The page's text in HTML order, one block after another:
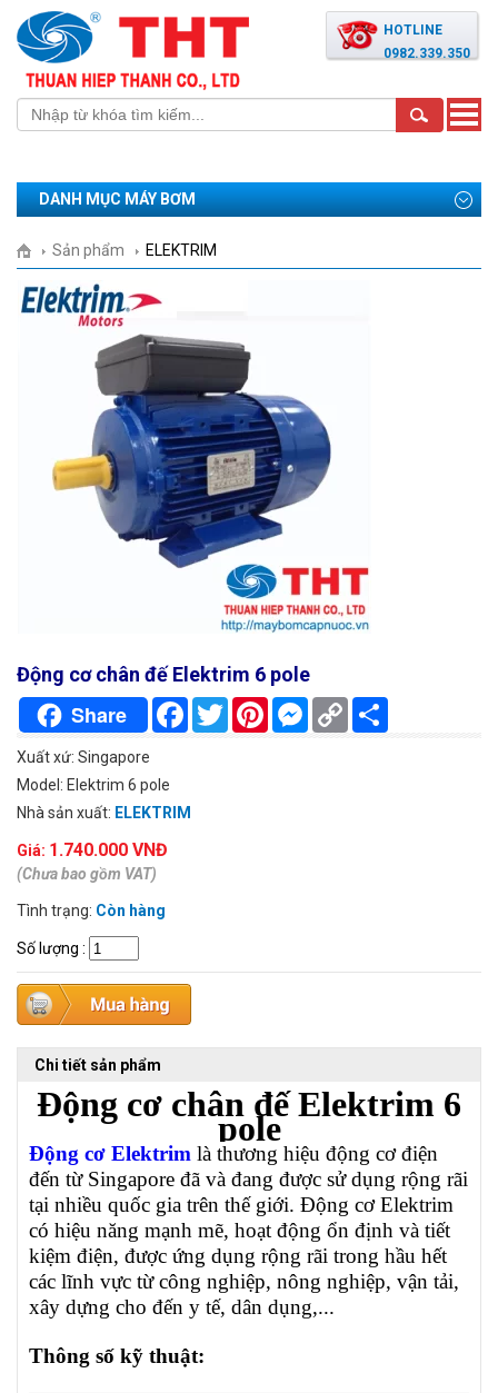
HOTLINE
0982.339.350
Toggle
DANH MỤC MÁY BƠM
Sản phẩm ELEKTRIM
Động cơ chân đế Elektrim 6 pole
Share FacebookTwitterPinterestMessenger
Copy
Link
Xuất xứ: Singapore
Model: Elektrim 6 pole
Nhà sản xuất: ELEKTRIM
Giá: 1.740.000 VNĐ
(Chưa bao gồm VAT)
Tình trạng: Còn hàng
Số lượng :
Chi tiết sản phẩm
Động cơ chân đế Elektrim 6
pole
Động cơ Elektrim là thương hiệu động cơ điện
đến từ Singapore đã và đang được sử dụng rộng rãi
tại nhiều quốc gia trên thế giới. Động cơ Elektrim
có hiệu năng mạnh mẽ, hoạt động ổn định và tiết
kiệm điện, được ứng dụng rộng rãi trong hầu hết
các lĩnh vực từ công nghiệp, nông nghiệp, vận tải,
xây dựng cho đến y tế, dân dụng,...
Thông số kỹ thuật: